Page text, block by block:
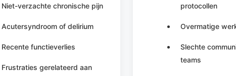
Niet-verzachte chronische pijn
Acutersyndroom of delirium
Recente functieverlies
Frustraties gerelateerd aan
protocollen
Overmatige
Slechte
teams